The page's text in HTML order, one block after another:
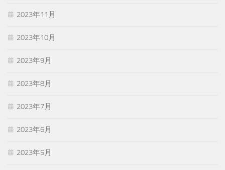
2023年11月
2023年10月
2023年9月
2023年8月
2023年7月
2023年6月
2023年5月